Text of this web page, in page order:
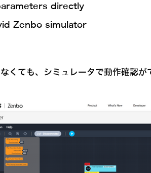
directly
Zenbo simulator
くても、シミュレータで動作確認が